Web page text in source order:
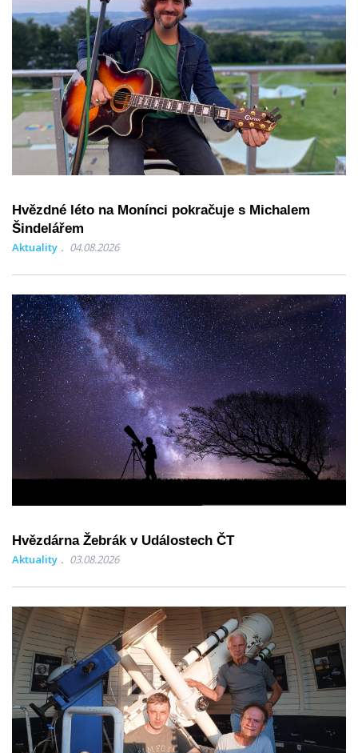
Hvězdné léto na Monínci pokračuje s Michalem
Šindelářem
Aktuality 04.08.2026
Hvězdárna Žebrák v Událostech ČT
Aktuality 03.08.2026